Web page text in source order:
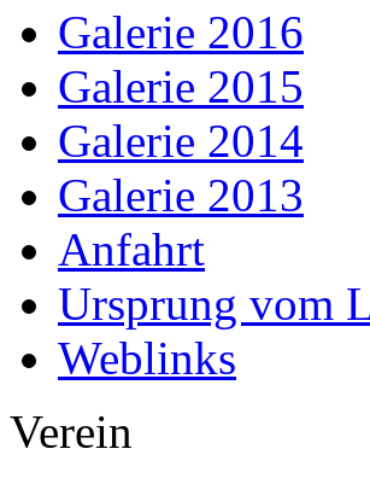
Galerie 2016
Galerie 2015
Galerie 2014
Galerie 2013
Anfahrt
Ursprung vom
Weblinks
Verein